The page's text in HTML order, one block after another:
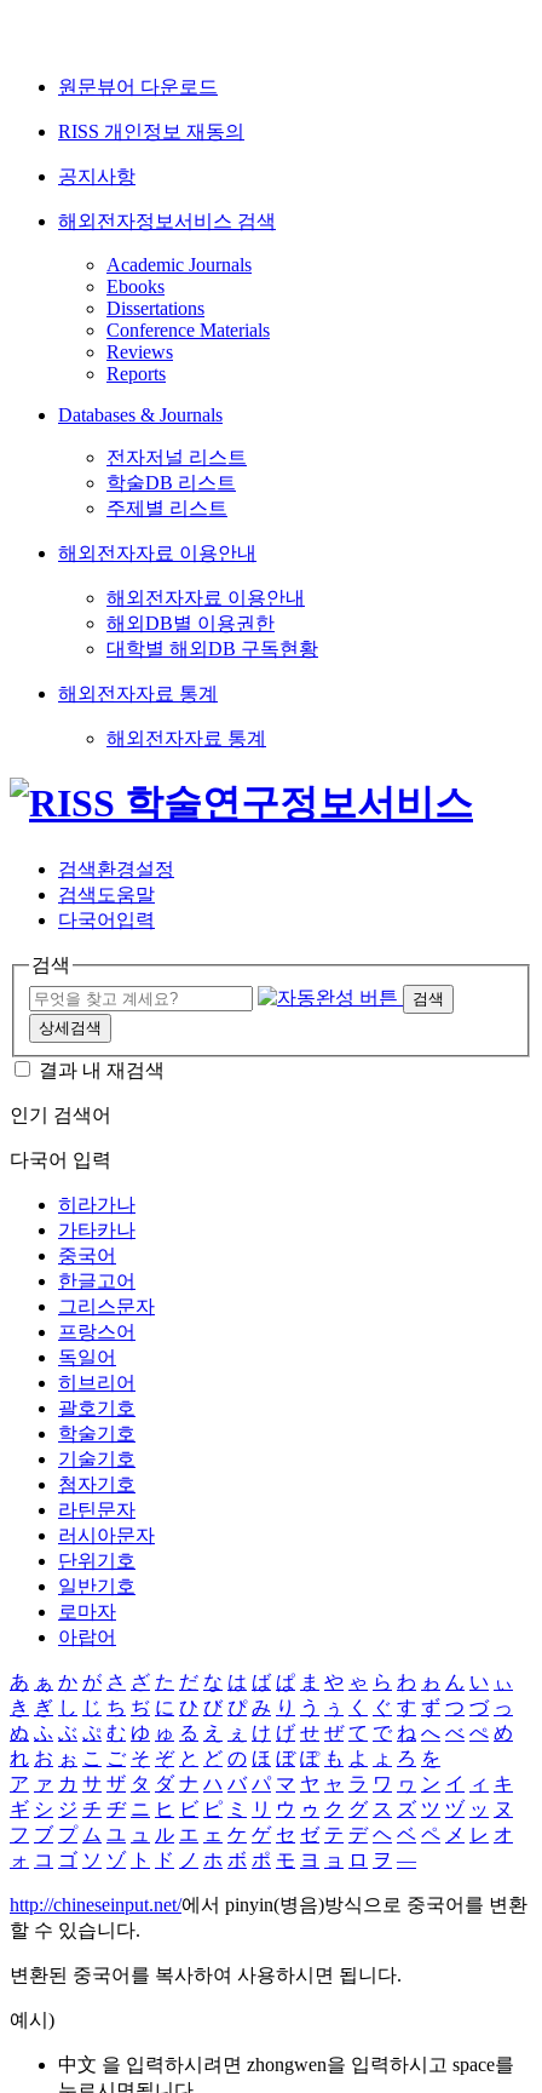
원문뷰어 다운로드
RISS 개인정보 재동의
공지사항
해외전자정보서비스 검색
Academic Journals
Ebooks
Dissertations
Conference Materials
Reviews
Reports
Databases & Journals
전자저널 리스트
학술DB 리스트
주제별 리스트
해외전자자료 이용안내
해외전자자료 이용안내
해외DB별 이용권한
대학별 해외DB 구독현황
해외전자자료 통계
해외전자자료 통계
검색환경설정
검색도움말
다국어입력
검색
검색
상세검색
결과 내 재검색
인기 검색어
다국어 입력
히라가나
가타카나
중국어
한글고어
그리스문자
프랑스어
독일어
히브리어
괄호기호
학술기호
기술기호
첨자기호
라틴문자
러시아문자
단위기호
일반기호
로마자
아랍어
あ ぁ か が さ ざ た だ な は ば ぱ ま や ゃ ら わ ゎ ん い ぃ
き ぎ し じ ち ぢ に ひ び ぴ み り う ぅ く ぐ す ず つ づ っ
ぬ ふ ぶ ぷ む ゆ ゅ る え ぇ け げ せ ぜ て で ね へ べ ぺ め
れ お ぉ こ ご そ ぞ と ど の ほ ぼ ぽ も よ ょ ろ を
ア ァ カ サ ザ タ ダ ナ ハ バ パ マ ヤ ャ ラ ワ ヮ ン イ ィ キ
ギ シ ジ チ ヂ ニ ヒ ビ ピ ミ リ ウ ゥ ク グ ス ズ ツ ヅ ッ ヌ
フ ブ プ ム ユ ュ ル エ ェ ケ ゲ セ ゼ テ デ ヘ ベ ペ メ レ オ
ォ コ ゴ ソ ゾ ト ド ノ ホ ボ ポ モ ヨ ョ ロ ヲ ―
http://chineseinput.net/에서 pinyin(병음)방식으로 중국어를 변환
할 수 있습니다.
변환된 중국어를 복사하여 사용하시면 됩니다.
예시)
中文 을 입력하시려면 zhongwen을 입력하시고 space를